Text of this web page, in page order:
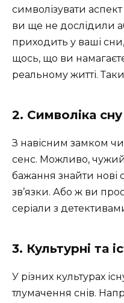
символізувати
ви ще не дослідили
приходить у ваші
щось, що ви
реальному житті.
2. Символіка сну
З навісним замком
сенс. Можливо, чужий
бажання знайти нові
зв’язки. Або ж ви
серіали з
3. Культурні та
У різних культурах
тлумачення снів.